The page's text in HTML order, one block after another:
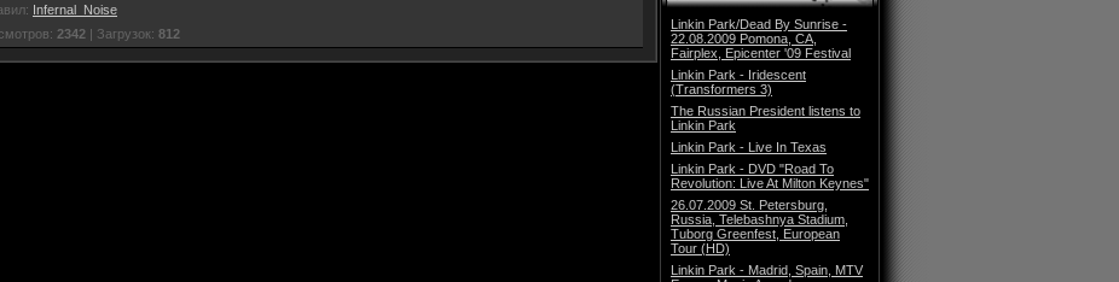
Infernal_Noise
2342 | Загрузок: 812
Linkin Park/Dead By Sunrise -
22.08.2009 Pomona, CA,
Fairplex, Epicenter '09 Festival
Linkin Park - Iridescent
(Transformers 3)
The Russian President listens to
Linkin Park
Linkin Park - Live In Texas
Linkin Park - DVD "Road To
Revolution: Live At Milton Keynes"
26.07.2009 St. Petersburg,
Russia, Telebashnya Stadium,
Tuborg Greenfest, European
Tour (HD)
Linkin Park - Madrid, Spain, MTV